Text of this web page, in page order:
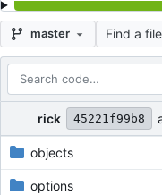
master Find a file
Repository files (latest
Filename Latest commit
rick 45221f99b8
objects
options